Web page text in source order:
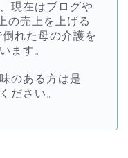
現在はブログや
の売上を上げる
れた母の介護を
ます。
のある方は是
ださい。